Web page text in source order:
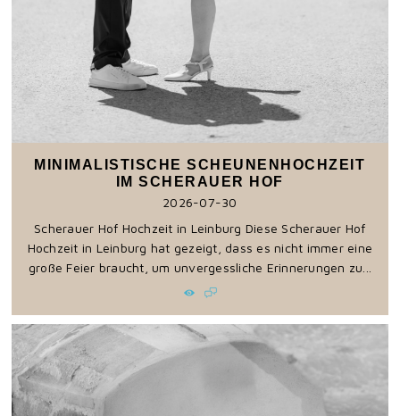
MINIMALISTISCHE SCHEUNENHOCHZEIT
IM SCHERAUER HOF
2026-07-30
Scherauer Hof Hochzeit in Leinburg Diese Scherauer Hof
Hochzeit in Leinburg hat gezeigt, dass es nicht immer eine
große Feier braucht, um unvergessliche Erinnerungen zu...